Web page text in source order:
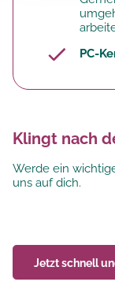
PC-
Klingt nach
Werde ein
uns auf dich.
Jetzt schnell